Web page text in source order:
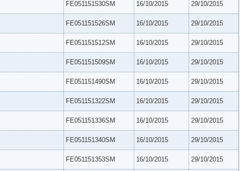
FE051151530SM 16/10/2015 29/10/2015
FE051151526SM 16/10/2015 29/10/2015
FE051151512SM 16/10/2015 29/10/2015
FE051151509SM 16/10/2015 29/10/2015
FE051151490SM 16/10/2015 29/10/2015
FE051151322SM 16/10/2015 29/10/2015
FE051151336SM 16/10/2015 29/10/2015
FE051151340SM 16/10/2015 29/10/2015
FE051151353SM 16/10/2015 29/10/2015